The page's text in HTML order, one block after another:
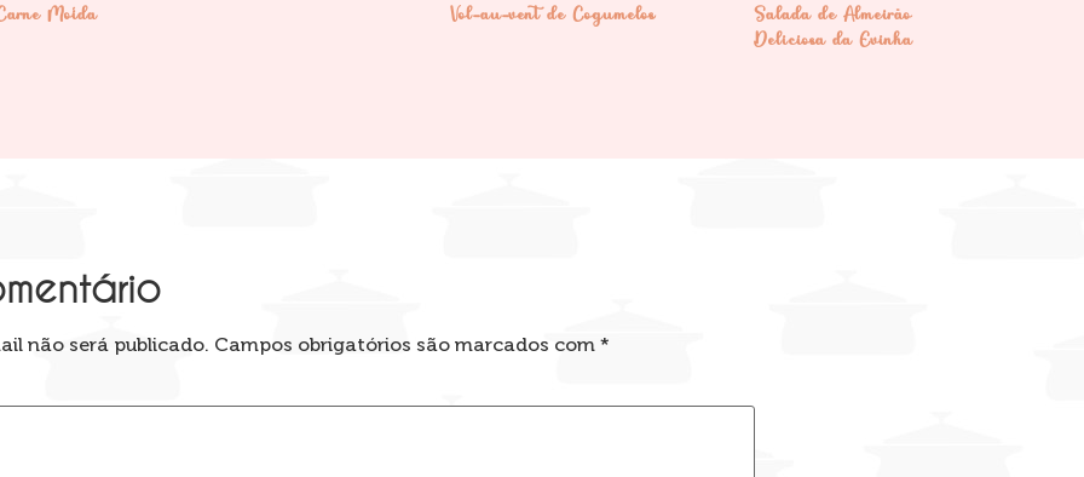
Moída Vol-au-vent de Cogumelos
Salada de Almeirão
Deliciosa da Evinha
não será publicado. Campos obrigatórios são marcados com *